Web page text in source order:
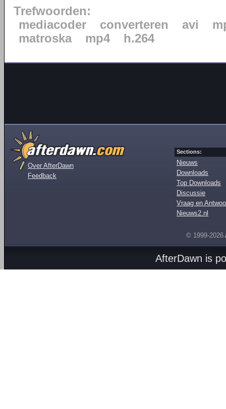
Trefwoorden:
mediacoder
converteren avi
matroska
mp4 h.264
Over AfterDawn
Feedback
Sections:
Nieuws
Downloads
Top Downloads
Discussie
Vraag en
Nieuws2.nl
© 1999-2026
AfterDawn is